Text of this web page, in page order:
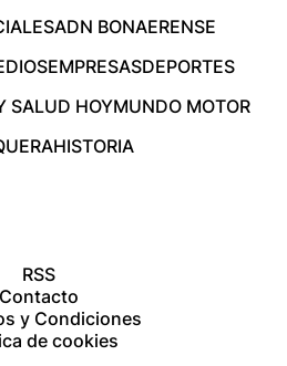
ADN BONAERENSE
EMPRESASDEPORTES
SALUD HOYMUNDO MOTOR
HISTORIA
RSS
Contacto
y Condiciones
de cookies